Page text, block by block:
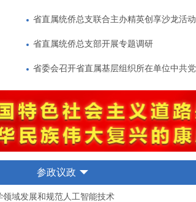
省直属统侨总支联合主办精英创享沙龙活动
省直属统侨总支部开展专题调研
参政议政
域发展和规范人工智能技术